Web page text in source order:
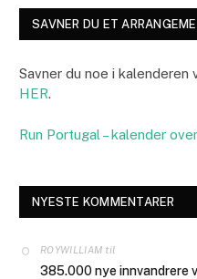
SAVNER DU ET
Savner du noe i kalenderen
HER.
Run Portugal – kalender
NYESTE KOMMENTARER
ROYWILLIAM til
385.000 nye innvandrere